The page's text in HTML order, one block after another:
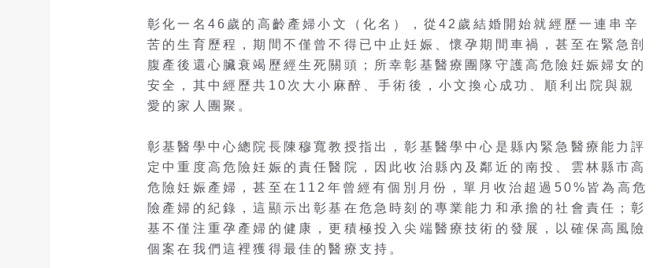
彰化一名46歲的高齡產婦小文（化名），從42歲結婚開始就經歷一連串辛
苦的生育歷程，期間不僅曾不得已中止妊娠、懷孕期間車禍，甚至在緊急剖
腹產後還心臟衰竭歷經生死關頭；所幸彰基醫療團隊守護高危險妊娠婦女的
安全，其中經歷共10次大小麻醉、手術後，小文換心成功、順利出院與親
愛的家人團聚。
彰基醫學中心總院長陳穆寬教授指出，彰基醫學中心是縣內緊急醫療能力評
定中重度高危險妊娠的責任醫院，因此收治縣內及鄰近的南投、雲林縣市高
危險妊娠產婦，甚至在112年曾經有個別月份，單月收治超過50%皆為高危
險產婦的紀錄，這顯示出彰基在危急時刻的專業能力和承擔的社會責任；彰
基不僅注重孕產婦的健康，更積極投入尖端醫療技術的發展，以確保高風險
個案在我們這裡獲得最佳的醫療支持。